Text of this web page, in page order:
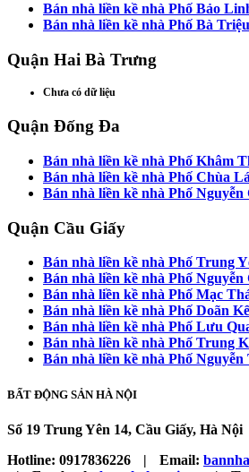
Bán nhà liền kề nhà Phố Bảo
Bán nhà liền kề nhà Phố Bà Triệu
Quận Hai Bà Trưng
Chưa có dữ liệu
Quận Đống Đa
Bán nhà liền kề nhà Phố Khâm
Bán nhà liền kề nhà Phố Chùa
Bán nhà liền kề nhà Phố
Quận Cầu Giấy
Bán nhà liền kề nhà Phố Trung
Bán nhà liền kề nhà Phố Nguyễn
Bán nhà liền kề nhà Phố Mạc
Bán nhà liền kề nhà Phố Doãn
Bán nhà liền kề nhà Phố Lưu
Bán nhà liền kề nhà Phố Trung
Bán nhà liền kề nhà Phố
BẤT ĐỘNG SẢN HÀ NỘI
Số 19 Trung Yên 14, Cầu Giấy, Hà Nội
Hotline: 0917836226 | Email: